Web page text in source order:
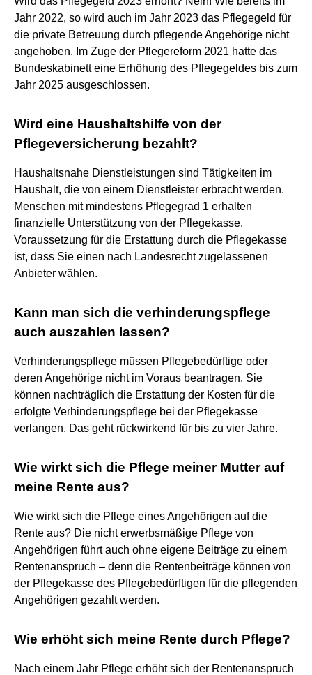
Jahr 2022, so wird auch im Jahr 2023 das Pflegegeld für
die private Betreuung durch pflegende Angehörige nicht
angehoben. Im Zuge der Pflegereform 2021 hatte das
Bundeskabinett eine Erhöhung des Pflegegeldes bis zum
Jahr 2025 ausgeschlossen.
Wird eine Haushaltshilfe von der
Pflegeversicherung bezahlt?
Haushaltsnahe Dienstleistungen sind Tätigkeiten im
Haushalt, die von einem Dienstleister erbracht werden.
Menschen mit mindestens Pflegegrad 1 erhalten
finanzielle Unterstützung von der Pflegekasse.
Voraussetzung für die Erstattung durch die Pflegekasse
ist, dass Sie einen nach Landesrecht zugelassenen
Anbieter wählen.
Kann man sich die verhinderungspflege
auch auszahlen lassen?
Verhinderungspflege müssen Pflegebedürftige oder
deren Angehörige nicht im Voraus beantragen. Sie
können nachträglich die Erstattung der Kosten für die
erfolgte Verhinderungspflege bei der Pflegekasse
verlangen. Das geht rückwirkend für bis zu vier Jahre.
Wie wirkt sich die Pflege meiner Mutter auf
meine Rente aus?
Wie wirkt sich die Pflege eines Angehörigen auf die
Rente aus? Die nicht erwerbsmäßige Pflege von
Angehörigen führt auch ohne eigene Beiträge zu einem
Rentenanspruch – denn die Rentenbeiträge können von
der Pflegekasse des Pflegebedürftigen für die pflegenden
Angehörigen gezahlt werden.
Wie erhöht sich meine Rente durch Pflege?
Nach einem Jahr Pflege erhöht sich der Rentenanspruch